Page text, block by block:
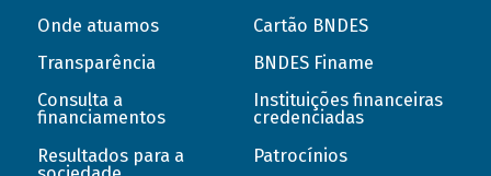
Onde atuamos
Transparência
Consulta a
financiamentos
Resultados para a
Cartão BNDES
BNDES Finame
Instituições financeiras
credenciadas
Patrocínios